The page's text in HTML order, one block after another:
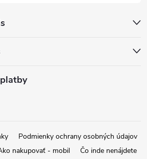
Podmienky ochrany osobných údajov
nakupovať - mobil
Čo inde nenájdete